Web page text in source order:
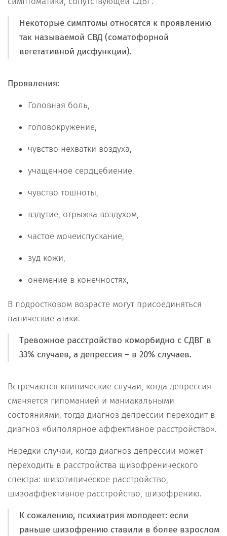
Некоторые симптомы относятся к проявлению
так называемой СВД (соматофорной
вегетативной дисфункции).
Проявления:
Головная боль,
головокружение,
чувство нехватки воздуха,
учащенное сердцебиение,
чувство тошноты,
вздутие, отрыжка воздухом,
частое мочеиспускание,
зуд кожи,
онемение в конечностях,
В подростковом возрасте могут присоединяться
панические атаки.
Тревожное расстройство коморбидно с СДВГ в
33% случаев, а депрессия – в 20% случаев.
Встречаются клинические случаи, когда депрессия
сменяется гипоманией и маниакальными
состояниями, тогда диагноз депрессии переходит в
диагноз «биполярное аффективное расстройство».
Нередки случаи, когда диагноз депрессии может
переходить в расстройства шизофренического
спектра: шизотипическое расстройство,
шизоаффективное расстройство, шизофрению.
К сожалению, психиатрия молодеет: если
раньше шизофрению ставили в более взрослом